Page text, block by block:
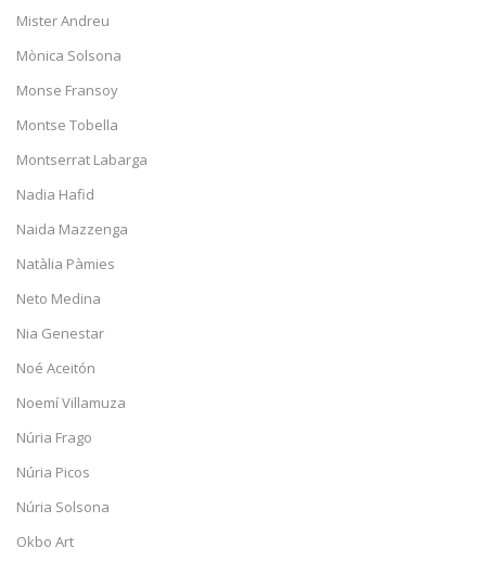
Mister Andreu
Mònica Solsona
Monse Fransoy
Montse Tobella
Montserrat Labarga
Nadia Hafid
Naida Mazzenga
Natàlia Pàmies
Neto Medina
Nia Genestar
Noé Aceitón
Noemí Villamuza
Núria Frago
Núria Picos
Núria Solsona
Okbo Art